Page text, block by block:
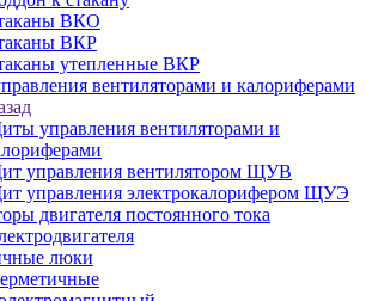
ВКО
ВКР
утепленные ВКР
вентиляторами и калориферами
управления вентиляторами и
управления вентилятором ЩУВ
управления электрокалорифером ЩУЭ
двигателя постоянного тока
люки